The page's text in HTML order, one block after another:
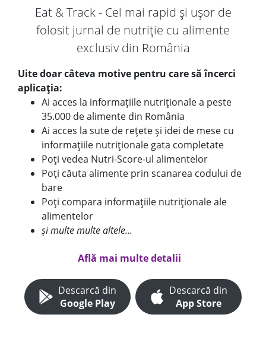
Eat & Track - Cel mai rapid și ușor de
folosit jurnal de nutriție cu alimente
exclusiv din România
Uite doar câteva motive pentru care să încerci
aplicația:
Ai acces la informațiile nutriționale a peste
35.000 de alimente din România
Ai acces la sute de rețete și idei de mese cu
informațiile nutriționale gata completate
Poți vedea Nutri-Score-ul alimentelor
Poți căuta alimente prin scanarea codului de
bare
Poți compara informațiile nutriționale ale
alimentelor
și multe multe altele...
Află mai multe detalii
Descarcă din
Google Play
Descarcă din
App Store